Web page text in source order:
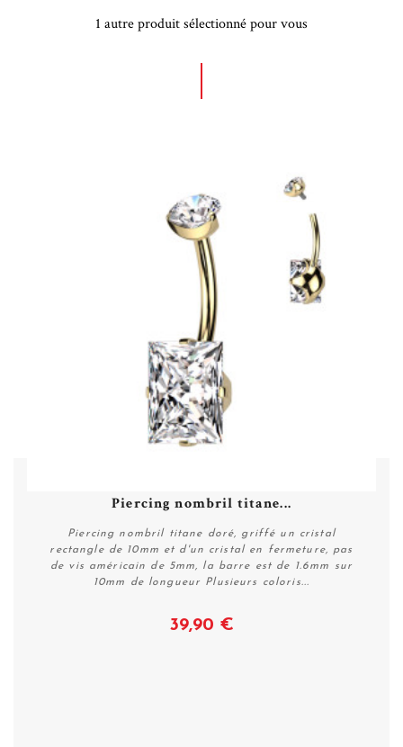
1 autre produit sélectionné pour vous
Piercing nombril titane...
Piercing nombril titane doré, griffé un cristal
rectangle de 10mm et d'un cristal en fermeture, pas
de vis américain de 5mm, la barre est de 1.6mm sur
10mm de longueur Plusieurs coloris...
39,90 €